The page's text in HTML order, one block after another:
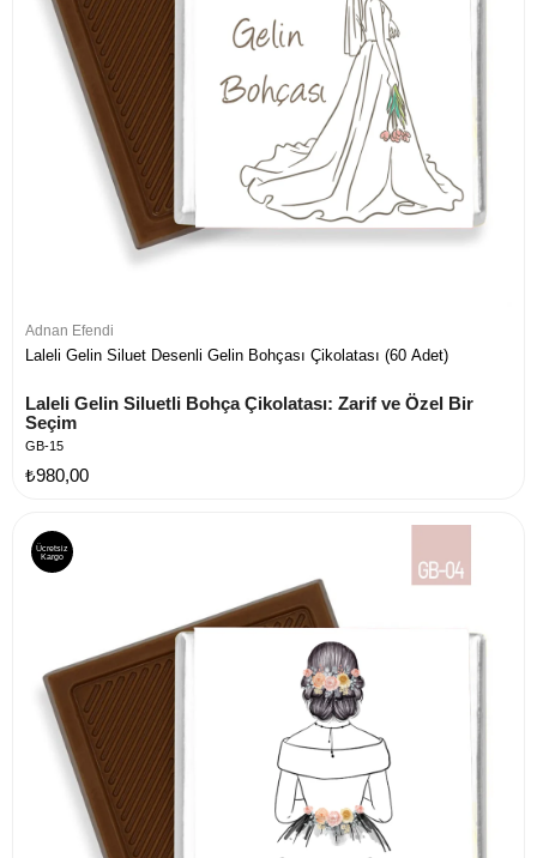
Adnan Efendi
Laleli Gelin Siluet Desenli Gelin Bohçası Çikolatası (60 Adet)
Laleli Gelin Siluetli Bohça Çikolatası: Zarif ve Özel Bir
Seçim
GB-15
₺980,00
Ücretsiz
Kargo